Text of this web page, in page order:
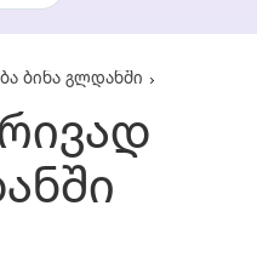
ბინა გლდანში